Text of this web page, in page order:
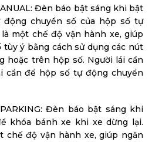
Đèn báo bật sáng khi bật
động chuyển số của hộp số tự
một chế độ vận hành xe, giúp
ý bằng cách sử dụng các nút
hoặc trên hộp số. Người lái cần
cần để hộp số tự động chuyển
Đèn báo bật sáng khi
khóa bánh xe khi xe dừng lại.
chế độ vận hành xe, giúp ngăn